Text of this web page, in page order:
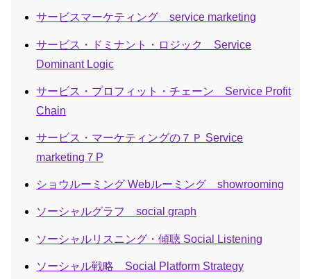
サービスマーケティング service marketing
サービス・ドミナント・ロジック Service
Dominant Logic
サービス・プロフィット・チェーン Service Profit
Chain
サービス・マーケティングの７Ｐ Service
marketing７P
ショウルーミング Webルーミング showrooming
ソーシャルグラフ social graph
ソーシャルリスニング・傾聴 Social Listening
ソーシャル戦略 Social Platform Strategy